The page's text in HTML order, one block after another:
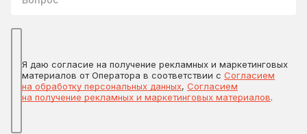
Я даю согласие на получение рекламных и маркетинговых
материалов от Оператора в соответствии с Согласием
на обработку персональных данных, Согласием
на получение рекламных и маркетинговых материалов.